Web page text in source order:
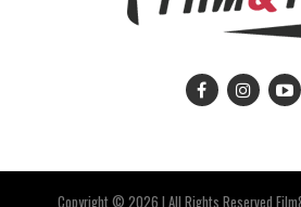
Copyright © 2026 | All Rights Reserved